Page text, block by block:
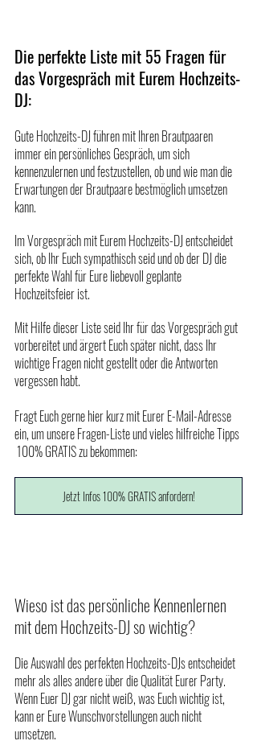
Die perfekte Liste mit 55 Fragen für
das Vorgespräch mit Eurem Hochzeits-
DJ:
Gute Hochzeits-DJ führen mit Ihren Brautpaaren
immer ein persönliches Gespräch, um sich
kennenzulernen und festzustellen, ob und wie man die
Erwartungen der Brautpaare bestmöglich umsetzen
kann.
Im Vorgespräch mit Eurem Hochzeits-DJ entscheidet
sich, ob Ihr Euch sympathisch seid und ob der DJ die
perfekte Wahl für Eure liebevoll geplante
Hochzeitsfeier ist.
Mit Hilfe dieser Liste seid Ihr für das Vorgespräch gut
vorbereitet und ärgert Euch später nicht, dass Ihr
wichtige Fragen nicht gestellt oder die Antworten
vergessen habt.
Fragt Euch gerne hier kurz mit Eurer E-Mail-Adresse
ein, um unsere Fragen-Liste und vieles hilfreiche Tipps
100% GRATIS zu bekommen:
Jetzt Infos 100% GRATIS anfordern!
Wieso ist das persönliche Kennenlernen
mit dem Hochzeits-DJ so wichtig?
Die Auswahl des perfekten Hochzeits-DJs entscheidet
mehr als alles andere über die Qualität Eurer Party.
Wenn Euer DJ gar nicht weiß, was Euch wichtig ist,
kann er Eure Wunschvorstellungen auch nicht
umsetzen.